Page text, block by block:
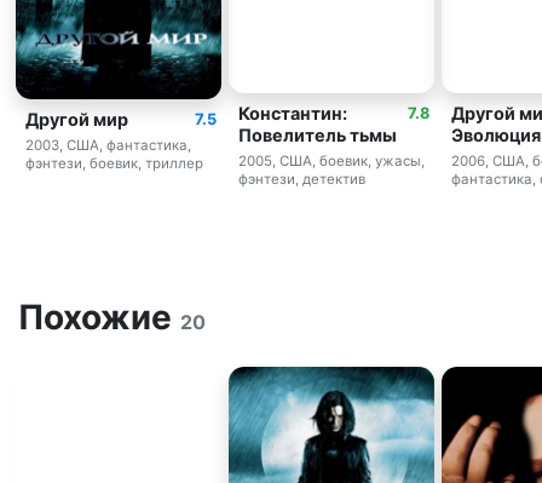
7.5
Другой мир
2003, США, фантастика,
фэнтези, боевик, триллер
7.8
Константин:
Повелитель тьмы
2005, США, боевик, ужасы,
фэнтези, детектив
Другой
Эволюция
2006, США,
фантастика,
Похожие 20